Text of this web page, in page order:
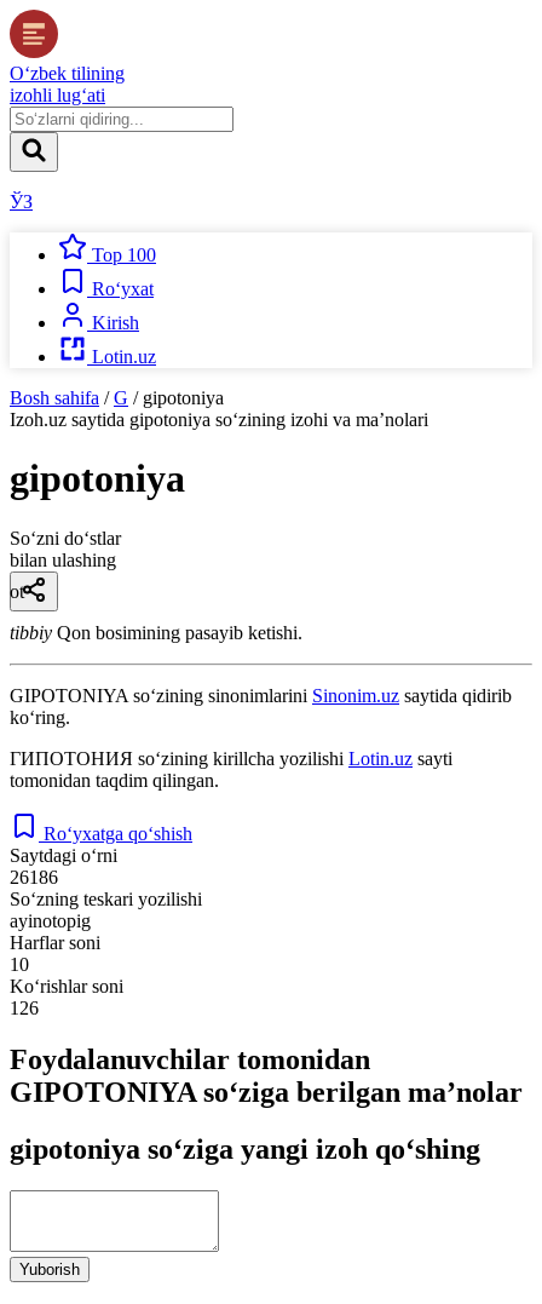
O‘zbek tilining
izohli lug‘ati
ЎЗ
Top 100
Ro‘yxat
Kirish
Lotin.uz
Bosh sahifa / G / gipotoniya
Izoh.uz saytida gipotoniya so‘zining izohi va ma’nolari
gipotoniya
So‘zni do‘stlar
bilan ulashing
ot
tibbiy Qon bosimining pasayib ketishi.
GIPOTONIYA so‘zining sinonimlarini Sinonim.uz saytida qidirib
ko‘ring.
ГИПОТОНИЯ so‘zining kirillcha yozilishi Lotin.uz sayti
tomonidan taqdim qilingan.
Ro‘yxatga qo‘shish
Saytdagi o‘rni
26186
So‘zning teskari yozilishi
ayinotopig
Harflar soni
10
Ko‘rishlar soni
126
Foydalanuvchilar tomonidan
GIPOTONIYA so‘ziga berilgan ma’nolar
gipotoniya so‘ziga yangi izoh qo‘shing
Yuborish